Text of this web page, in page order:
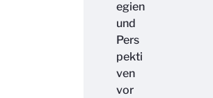
egien
und
Pers
pekti
ven
vor